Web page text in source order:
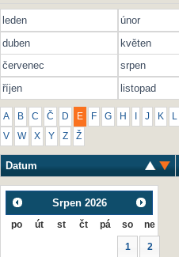
leden únor
duben
květen
červenec
srpen
říjen
listopad
A B C Č D E F G H J K L
V W X Y Z Ž
Datum
Srpen 2026
po út st čt pá so ne
1 2